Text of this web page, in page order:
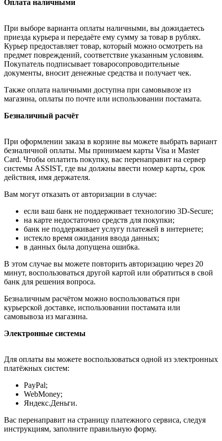
Оплата наличными
При выборе варианта оплаты наличными, вы дожидаетесь
приезда курьера и передаёте ему сумму за товар в рублях.
Курьер предоставляет товар, который можно осмотреть на
предмет повреждений, соответствие указанным условиям.
Покупатель подписывает товаросопроводительные
документы, вносит денежные средства и получает чек.
Также оплата наличными доступна при самовывозе из
магазина, оплаты по почте или использовании постамата.
Безналичный расчёт
При оформлении заказа в корзине вы можете выбрать вариант
безналичной оплаты. Мы принимаем карты Visa и Master
Card. Чтобы оплатить покупку, вас перенаправит на сервер
системы ASSIST, где вы должны ввести номер карты, срок
действия, имя держателя.
Вам могут отказать от авторизации в случае:
если ваш банк не поддерживает технологию 3D-Secure;
на карте недостаточно средств для покупки;
банк не поддерживает услугу платежей в интернете;
истекло время ожидания ввода данных;
в данных была допущена ошибка.
В этом случае вы можете повторить авторизацию через 20
минут, воспользоваться другой картой или обратиться в свой
банк для решения вопроса.
Безналичным расчётом можно воспользоваться при
курьерской доставке, использовании постамата или
самовывоза из магазина.
Электронные системы
Для оплаты вы можете воспользоваться одной из электронных
платёжных систем:
PayPal;
WebMoney;
Яндекс.Деньги.
Вас перенаправит на страницу платежного сервиса, следуя
инструкциям, заполните правильную форму.